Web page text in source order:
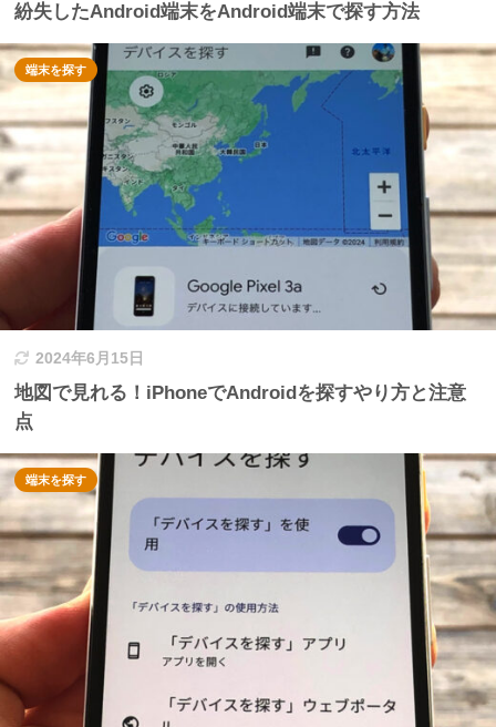
紛失したAndroid端末をAndroid端末で探す方法
2024年6月15日
地図で見れる！iPhoneでAndroidを探すやり方と注意
点
端末を探す
端末を探す